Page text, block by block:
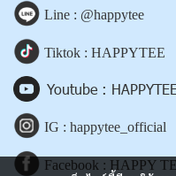
Line : @happytee
Tiktok : HAPPYTEE
Youtube :
IG : happytee_official
Facebook : HAPPY